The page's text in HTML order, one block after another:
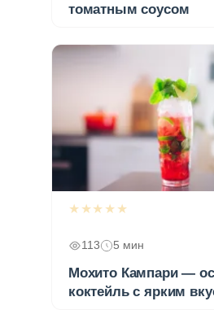
томатным соусом
★★★★★
113 5 мин
Мохито Кампари —
коктейль с ярким